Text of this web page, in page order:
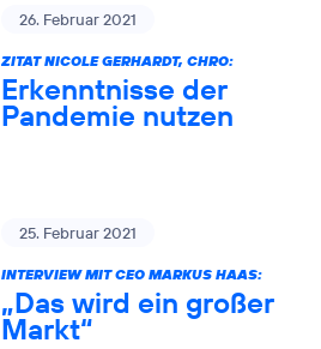
26. Februar 2021
ZITAT NICOLE GERHARDT, CHRO:
Erkenntnisse der
Pandemie nutzen
25. Februar 2021
INTERVIEW MIT CEO MARKUS HAAS:
„Das wird ein großer
Markt“